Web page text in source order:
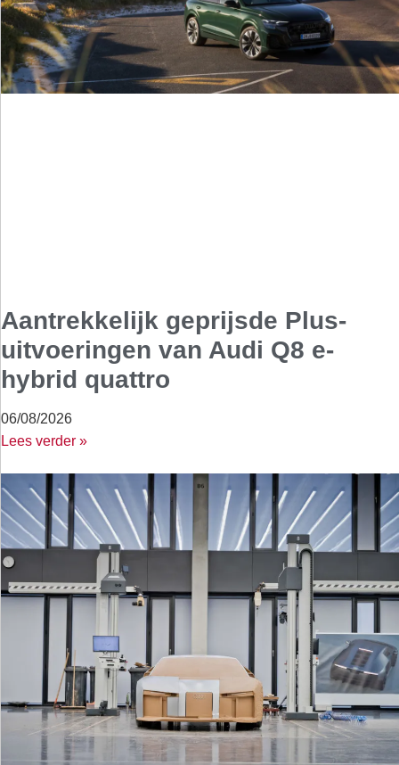
Aantrekkelijk geprijsde Plus-
uitvoeringen van Audi Q8 e-
hybrid quattro
06/08/2026
Lees verder »